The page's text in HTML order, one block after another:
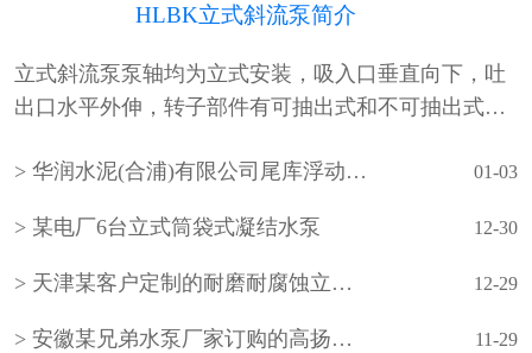
HLBK立式斜流泵简介
立式斜流泵泵轴均为立式安装，吸入口垂直向下，吐
出口水平外伸，转子部件有可抽出式和不可抽出式两
通常为一级，根据需要也可设计成多级。泵的轴承采
华润水泥(合浦)有限公司尾库浮动式取水泵站立式长轴泵安装现场 01-03
某电厂6台立式筒袋式凝结水泵 12-30
天津某客户定制的耐磨耐腐蚀立式长轴泵 12-29
安徽某兄弟水泵厂家订购的高扬程立式长轴泵 11-29